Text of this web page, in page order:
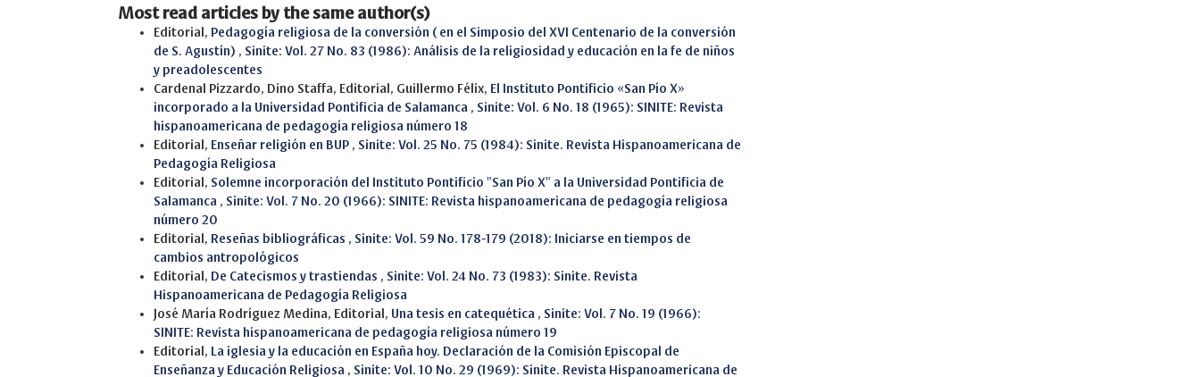
Most read articles by the same author(s)
Editorial, Pedagogía religiosa de la conversión ( en el Simposio del XVI Centenario de la conversión
de S. Agustín) , Sinite: Vol. 27 No. 83 (1986): Análisis de la religiosidad y educación en la fe de niños
y preadolescentes
Cardenal Pizzardo, Dino Staffa, Editorial, Guillermo Félix, El Instituto Pontificio «San Pío X»
incorporado a la Universidad Pontificia de Salamanca , Sinite: Vol. 6 No. 18 (1965): SINITE: Revista
hispanoamericana de pedagogía religiosa número 18
Editorial, Enseñar religión en BUP , Sinite: Vol. 25 No. 75 (1984): Sinite. Revista Hispanoamericana de
Pedagogía Religiosa
Editorial, Solemne incorporación del Instituto Pontificio "San Pío X" a la Universidad Pontificia de
Salamanca , Sinite: Vol. 7 No. 20 (1966): SINITE: Revista hispanoamericana de pedagogía religiosa
número 20
Editorial, Reseñas bibliográficas , Sinite: Vol. 59 No. 178-179 (2018): Iniciarse en tiempos de
cambios antropológicos
Editorial, De Catecismos y trastiendas , Sinite: Vol. 24 No. 73 (1983): Sinite. Revista
Hispanoamericana de Pedagogía Religiosa
José María Rodríguez Medina, Editorial, Una tesis en catequética , Sinite: Vol. 7 No. 19 (1966):
SINITE: Revista hispanoamericana de pedagogía religiosa número 19
Editorial, La iglesia y la educación en España hoy. Declaración de la Comisión Episcopal de
Enseñanza y Educación Religiosa , Sinite: Vol. 10 No. 29 (1969): Sinite. Revista Hispanoamericana de